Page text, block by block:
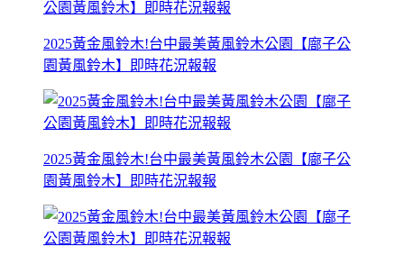
2025黃金風鈴木!台中最美黃風鈴木公園【廍子公
園黃風鈴木】即時花況報報
2025黃金風鈴木!台中最美黃風鈴木公園【廍子公
園黃風鈴木】即時花況報報